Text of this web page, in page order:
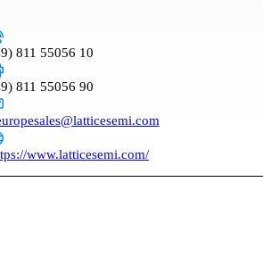
811 55056 10
811 55056 90
www.latticesemi.com/